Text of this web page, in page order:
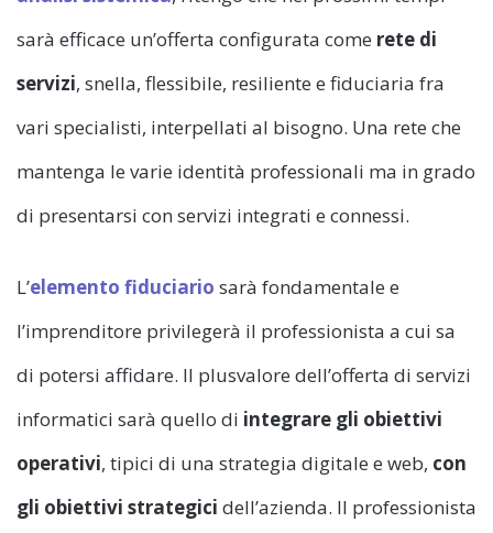
sarà efficace un’offerta configurata come rete di
servizi, snella, flessibile, resiliente e fiduciaria fra
vari specialisti, interpellati al bisogno. Una rete che
mantenga le varie identità professionali ma in grado
di presentarsi con servizi integrati e connessi.
L’elemento fiduciario sarà fondamentale e
l’imprenditore privilegerà il professionista a cui sa
di potersi affidare. Il plusvalore dell’offerta di servizi
informatici sarà quello di integrare gli obiettivi
operativi, tipici di una strategia digitale e web, con
gli obiettivi strategici dell’azienda. Il professionista